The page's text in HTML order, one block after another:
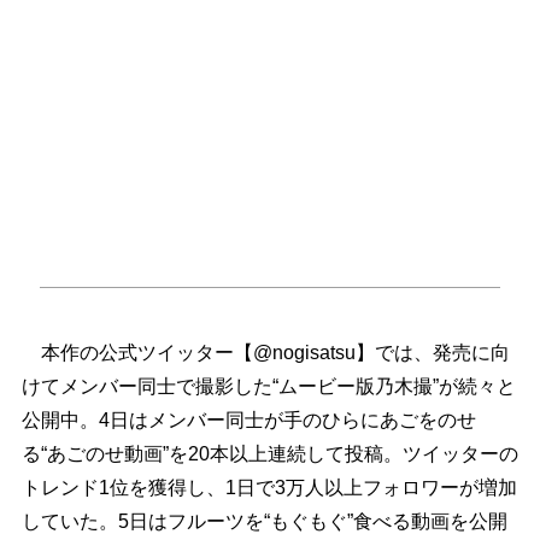
本作の公式ツイッター【@nogisatsu】では、発売に向
けてメンバー同士で撮影した“ムービー版乃木撮”が続々と
公開中。4日はメンバー同士が手のひらにあごをのせ
る“あごのせ動画”を20本以上連続して投稿。ツイッターの
トレンド1位を獲得し、1日で3万人以上フォロワーが増加
していた。5日はフルーツを“もぐもぐ”食べる動画を公開